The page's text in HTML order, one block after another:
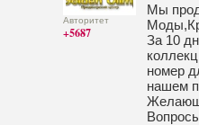
Авторитет
+5687
Мы
За 10
номер
нашем